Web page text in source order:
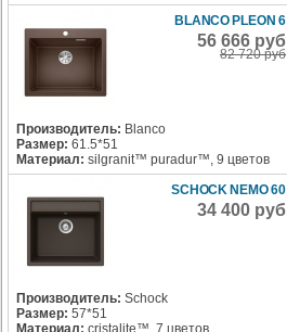
BLANCO PLEON 6
56 666 руб
82 720 руб
Производитель: Blanco
Размер: 61.5*51
Материал: silgranit™ puradur™, 9 цветов
SCHOCK NEMO 60
34 400 руб
Производитель: Schock
Размер: 57*51
Материал: cristalite™, 7 цветов